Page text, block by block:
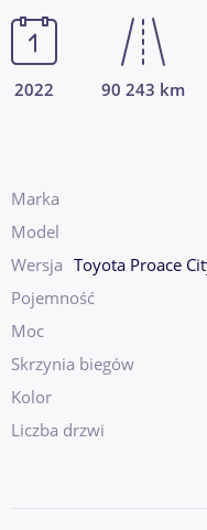
2022 90 243 km
Marka
Model
Wersja
Pojemność
Moc
Skrzynia biegów
Kolor
Liczba drzwi